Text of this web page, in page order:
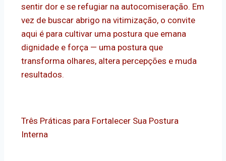
sentir dor e se refugiar na autocomiseração. Em
vez de buscar abrigo na vitimização, o convite
aqui é para cultivar uma postura que emana
dignidade e força — uma postura que
transforma olhares, altera percepções e muda
resultados.
Três Práticas para Fortalecer Sua Postura
Interna